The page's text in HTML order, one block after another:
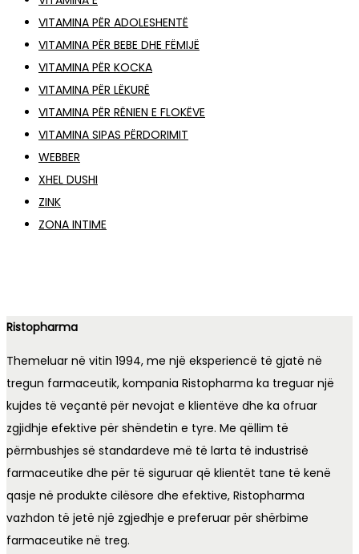
VITAMINA PËR ADOLESHENTË
VITAMINA PËR BEBE DHE FËMIJË
VITAMINA PËR KOCKA
VITAMINA PËR LËKURË
VITAMINA PËR RËNIEN E FLOKËVE
VITAMINA SIPAS PËRDORIMIT
WEBBER
XHEL DUSHI
ZINK
ZONA INTIME
Ristopharma
Themeluar në vitin 1994, me një eksperiencë të gjatë në
tregun farmaceutik, kompania Ristopharma ka treguar një
kujdes të veçantë për nevojat e klientëve dhe ka ofruar
zgjidhje efektive për shëndetin e tyre. Me qëllim të
përmbushjes së standardeve më të larta të industrisë
farmaceutike dhe për të siguruar që klientët tane të kenë
qasje në produkte cilësore dhe efektive, Ristopharma
vazhdon të jetë një zgjedhje e preferuar për shërbime
farmaceutike në treg.